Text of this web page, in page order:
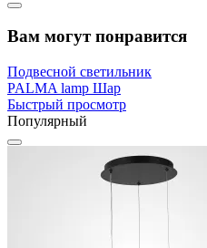
Вам могут понравится
Подвесной светильник
PALMA lamp Шар
Быстрый просмотр
Популярный